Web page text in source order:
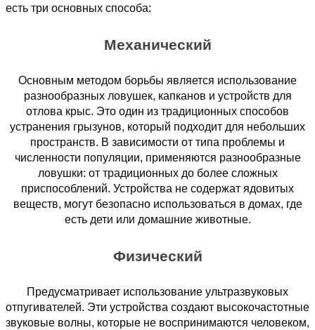
есть три основных способа:
Механический
Основным методом борьбы является использование
разнообразных ловушек, капканов и устройств для
отлова крыс. Это один из традиционных способов
устранения грызунов, который подходит для небольших
пространств. В зависимости от типа проблемы и
численности популяции, применяются разнообразные
ловушки: от традиционных до более сложных
приспособлений. Устройства не содержат ядовитых
веществ, могут безопасно использоваться в домах, где
есть дети или домашние животные.
Физический
Предусматривает использование ультразвуковых
отпугивателей. Эти устройства создают высокочастотные
звуковые волны, которые не воспринимаются человеком,